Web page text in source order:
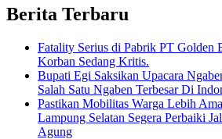
Berita Terbaru
Fatality Serius di Pabrik PT Golden
Korban Sedang Kritis.
Bupati Egi Saksikan Upacara
Salah Satu Ngaben Terbesar Di
Pastikan Mobilitas Warga Lebih
Lampung Selatan Segera Perbaiki
Agung